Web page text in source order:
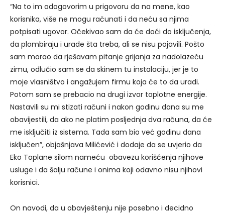
“Na to im odogovorim u prigovoru da na mene, kao
korisnika, više ne mogu računati i da neću sa njima
potpisati ugovor. Očekivao sam da će doći do isključenja,
da plombiraju i urade šta treba, ali se nisu pojavili. Pošto
sam morao da rješavam pitanje grijanja za nadolazeću
zimu, odlučio sam se da skinem tu instalaciju, jer je to
moje vlasništvo i angažujem firmu koja će to da uradi.
Potom sam se prebacio na drugi izvor toplotne energije.
Nastavili su mi stizati računi i nakon godinu dana su me
obavijestili, da ako ne platim posljednja dva računa, da će
me isključiti iz sistema. Tada sam bio već godinu dana
isključen”, objašnjava Milićević i dodaje da se uvjerio da
Eko Toplane silom nameću obavezu korišćenja njihove
usluge i da šalju račune i onima koji odavno nisu njihovi
korisnici.
On navodi, da u obavještenju nije posebno i decidno